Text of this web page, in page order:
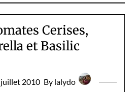
Cerises,
et Basilic
2010 By lalydo